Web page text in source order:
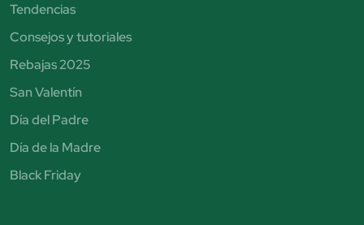
Tendencias
Consejos y tutoriales
Rebajas 2025
San Valentín
Día del Padre
Día de la Madre
Black Friday